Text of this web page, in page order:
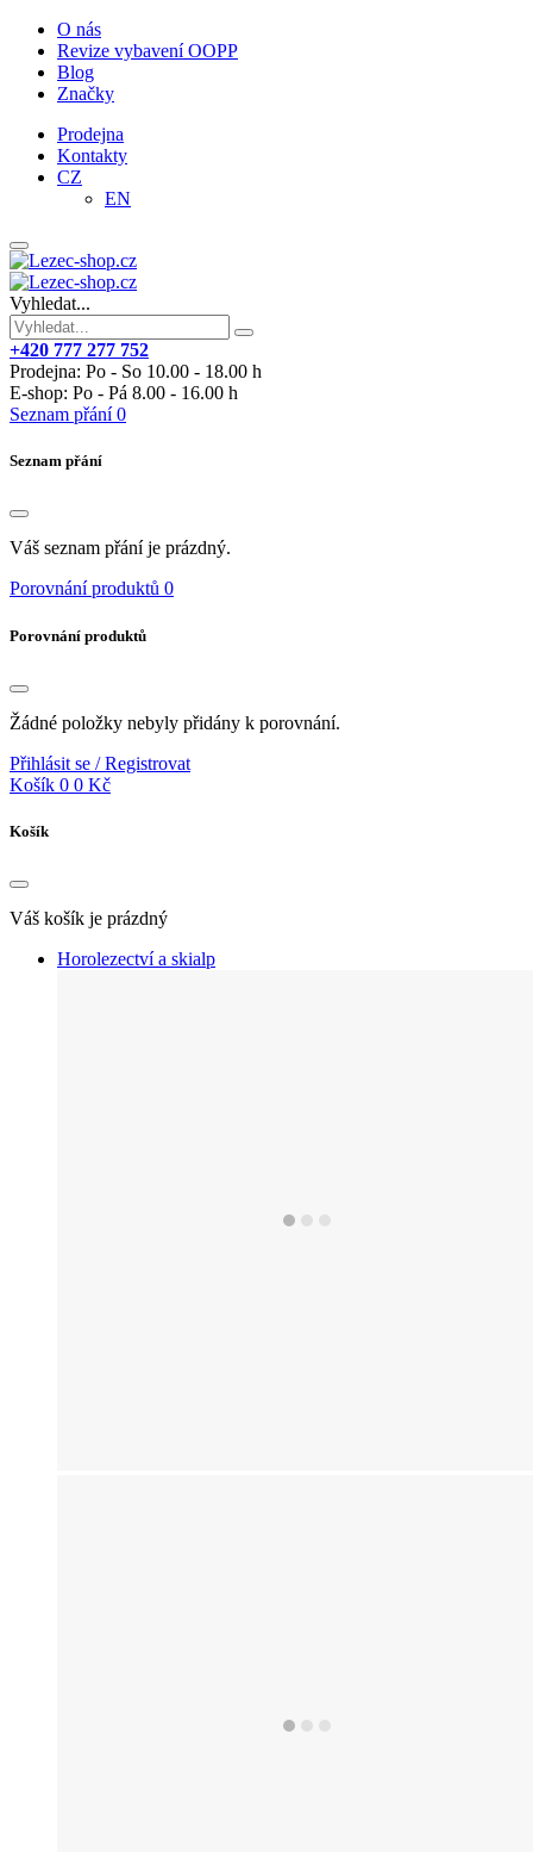
O nás
Revize vybavení OOPP
Blog
Značky
Prodejna
Kontakty
CZ
EN
Vyhledat...
+420 777 277 752
Prodejna: Po - So 10.00 - 18.00 h
E-shop: Po - Pá 8.00 - 16.00 h
Seznam přání 0
Seznam přání
Váš seznam přání je prázdný.
Porovnání produktů 0
Porovnání produktů
Žádné položky nebyly přidány k porovnání.
Přihlásit se / Registrovat
Košík 0 0 Kč
Košík
Váš košík je prázdný
Horolezectví a skialp